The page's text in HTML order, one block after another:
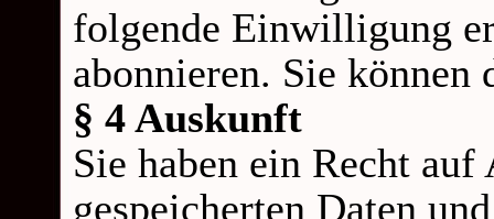
folgende Einwilligung
abonnieren. Sie können
§ 4 Auskunft
Sie haben ein Recht
gespeicherten Daten